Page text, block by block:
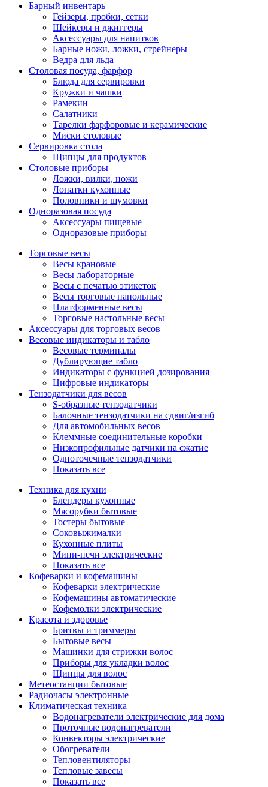
Барный инвентарь
Гейзеры, пробки, сетки
Шейкеры и джиггеры
Аксессуары для напитков
Барные ножи, ложки, стрейнеры
Ведра для льда
Столовая посуда, фарфор
Блюда для сервировки
Кружки и чашки
Рамекин
Салатники
Тарелки фарфоровые и керамические
Миски столовые
Сервировка стола
Щипцы для продуктов
Столовые приборы
Ложки, вилки, ножи
Лопатки кухонные
Половники и шумовки
Одноразовая посуда
Аксессуары пищевые
Одноразовые приборы
Торговые весы
Весы крановые
Весы лабораторные
Весы с печатью этикеток
Весы торговые напольные
Платформенные весы
Торговые настольные весы
Аксессуары для торговых весов
Весовые индикаторы и табло
Весовые терминалы
Дублирующие табло
Индикаторы с функцией дозирования
Цифровые индикаторы
Тензодатчики для весов
S-образные тензодатчики
Балочные тензодатчики на сдвиг/изгиб
Для автомобильных весов
Клеммные соединительные коробки
Низкопрофильные датчики на сжатие
Одноточечные тензодатчики
Показать все
Техника для кухни
Блендеры кухонные
Мясорубки бытовые
Тостеры бытовые
Соковыжималки
Кухонные плиты
Мини-печи электрические
Показать все
Кофеварки и кофемашины
Кофеварки электрические
Кофемашины автоматические
Кофемолки электрические
Красота и здоровье
Бритвы и триммеры
Бытовые весы
Машинки для стрижки волос
Приборы для укладки волос
Щипцы для волос
Метеостанции бытовые
Радиочасы электронные
Климатическая техника
Водонагреватели электрические для дома
Проточные водонагреватели
Конвекторы электрические
Обогреватели
Тепловентиляторы
Тепловые завесы
Показать все